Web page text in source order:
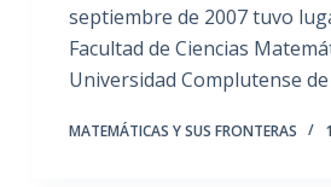
septiembre de 2007 tuvo
Facultad de Ciencias
Universidad Complutense
MATEMÁTICAS Y SUS FRONTERAS